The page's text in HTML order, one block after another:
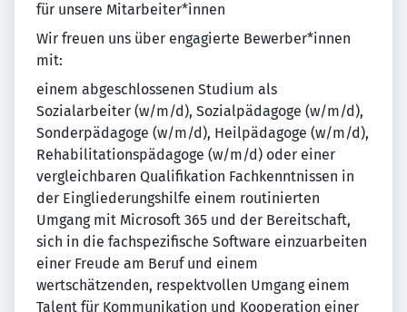
für unsere Mitarbeiter*innen
Wir freuen uns über engagierte Bewerber*innen
mit:
einem abgeschlossenen Studium als
Sozialarbeiter (w/m/d), Sozialpädagoge (w/m/d),
Sonderpädagoge (w/m/d), Heilpädagoge (w/m/d),
Rehabilitationspädagoge (w/m/d) oder einer
vergleichbaren Qualifikation Fachkenntnissen in
der Eingliederungshilfe einem routinierten
Umgang mit Microsoft 365 und der Bereitschaft,
sich in die fachspezifische Software einzuarbeiten
einer Freude am Beruf und einem
wertschätzenden, respektvollen Umgang einem
Talent für Kommunikation und Kooperation einer